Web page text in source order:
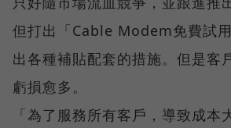
但打出「Cable Modem免費試
出各種補貼配套的措施。但是客
虧損愈多。
「為了服務所有客戶，導致成本